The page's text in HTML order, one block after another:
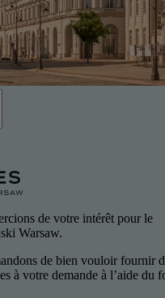
de votre intérêt pour le
Warsaw.
de bien vouloir fournir
à votre demande à l’aide du